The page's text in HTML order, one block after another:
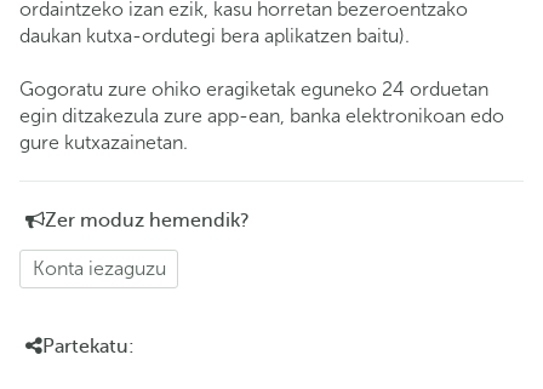
ordaintzeko izan ezik, kasu horretan bezeroentzako
daukan kutxa-ordutegi bera aplikatzen baitu).
Gogoratu zure ohiko eragiketak eguneko 24 orduetan
egin ditzakezula zure app-ean, banka elektronikoan edo
gure kutxazainetan.
Zer moduz hemendik?
Konta iezaguzu
Partekatu: